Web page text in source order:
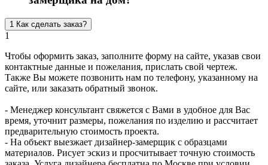
1 Как сделать заказ?
1
Чтобы оформить заказ, заполните форму на сайте, указав свои
контактные данные и пожелания, прислать свой чертеж.
Также Вы можете позвонить нам по телефону, указанному на
сайте, или заказать обратный звонок.
- Менеджер консультант свяжется с Вами в удобное для Вас
время, уточнит размеры, пожелания по изделию и рассчитает
предварительную стоимость проекта.
- На объект выезжает дизайнер-замерщик с образцами
материалов. Рисует эскиз и просчитывает точную стоимость